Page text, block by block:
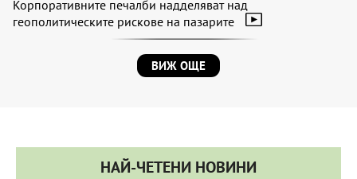
Корпоративните печалби надделяват над
геополитическите рискове на пазарите
ВИЖ ОЩЕ
НАЙ-ЧЕТЕНИ НОВИНИ